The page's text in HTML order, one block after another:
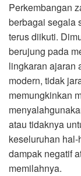
Perkembangan
berbagai segala
terus diikuti.
berujung pada
lingkaran ajaran
modern, tidak
memungkinkan
atau tidaknya
keseluruhan
dampak negatif
memilahnya.